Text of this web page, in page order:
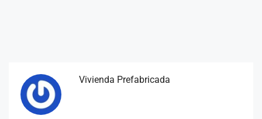
Vivienda Prefabricada